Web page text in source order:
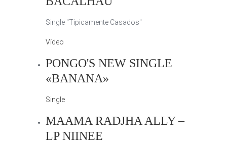
Single "Tipicamente Casados"
Vídeo
PONGO'S NEW SINGLE
«BANANA»
Single
MAAMA RADJHA ALLY –
LP NIINEE